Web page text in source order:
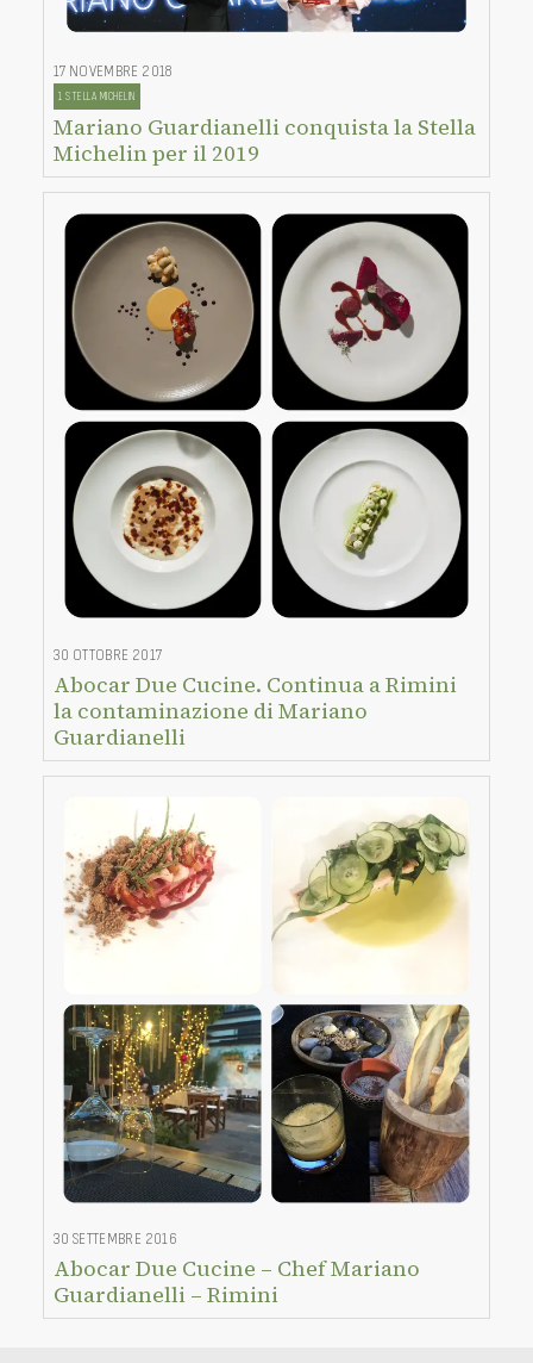
17 NOVEMBRE 2018
1 STELLA MICHELIN
Mariano Guardianelli conquista la Stella
Michelin per il 2019
30 OTTOBRE 2017
Abocar Due Cucine. Continua a Rimini
la contaminazione di Mariano
Guardianelli
30 SETTEMBRE 2016
Abocar Due Cucine – Chef Mariano
Guardianelli – Rimini